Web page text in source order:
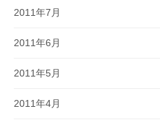
2011年7月
2011年6月
2011年5月
2011年4月